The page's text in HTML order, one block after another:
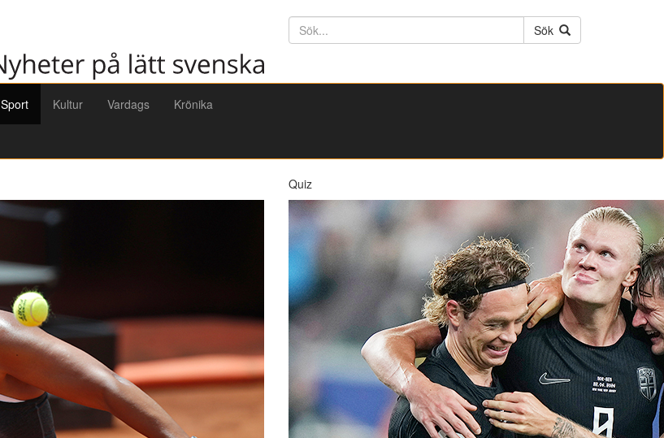
Söktext
Sök
Sport Kultur Vardags Krönika
Quiz